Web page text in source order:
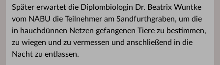
Später erwartet die Diplombiologin Dr. Beatrix Wuntke
vom NABU die Teilnehmer am Sandfurthgraben, um die
in hauchdünnen Netzen gefangenen Tiere zu bestimmen,
zu wiegen und zu vermessen und anschließend in die
Nacht zu entlassen.